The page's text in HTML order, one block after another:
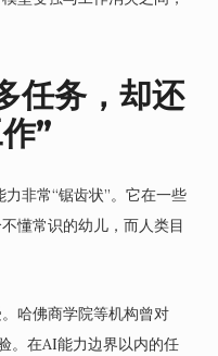
任务，却还
”
非常“锯齿状”。它在一些
懂常识的幼儿，而人类目
哈佛商学院等机构曾对
。在AI能力边界以内的任